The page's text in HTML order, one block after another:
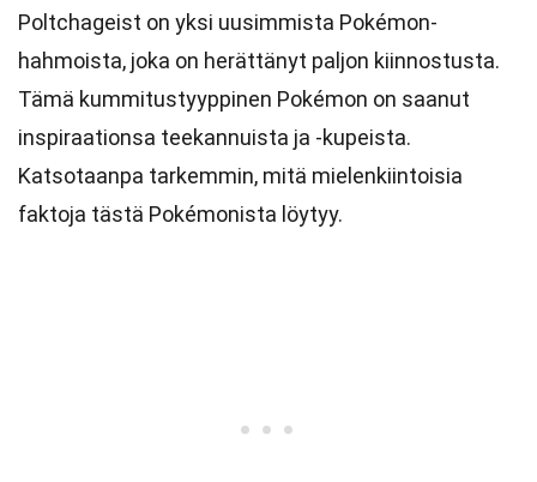
Poltchageist on yksi uusimmista Pokémon-
hahmoista, joka on herättänyt paljon kiinnostusta.
Tämä kummitustyyppinen Pokémon on saanut
inspiraationsa teekannuista ja -kupeista.
Katsotaanpa tarkemmin, mitä mielenkiintoisia
faktoja tästä Pokémonista löytyy.